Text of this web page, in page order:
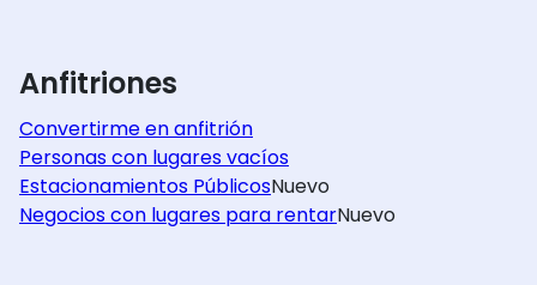
Anfitriones
Convertirme en anfitrión
Personas con lugares vacíos
Estacionamientos PúblicosNuevo
Negocios con lugares para rentarNuevo